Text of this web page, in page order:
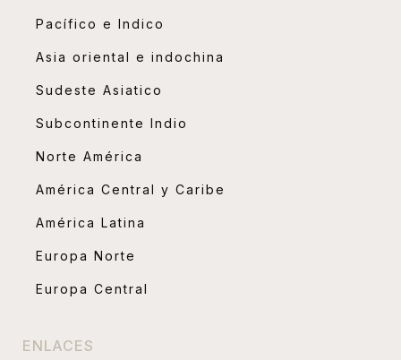
Pacífico e Indico
Asia oriental e indochina
Sudeste Asiatico
Subcontinente Indio
Norte América
América Central y Caribe
América Latina
Europa Norte
Europa Central
ENLACES